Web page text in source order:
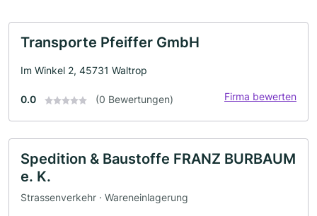
Transporte Pfeiffer GmbH
Im Winkel 2, 45731 Waltrop
0.0 (0 Bewertungen) Firma bewerten
Spedition & Baustoffe FRANZ BURBAUM
e. K.
Strassenverkehr · Wareneinlagerung